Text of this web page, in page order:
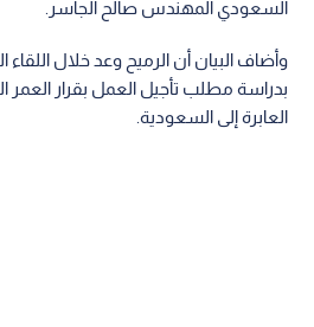
السعودي المهندس صالح الجاسر.
وأضاف البيان أن الرميح وعد خلال
بدراسة مطلب تأجيل العمل بقرار العمر
العابرة إلى السعودية.